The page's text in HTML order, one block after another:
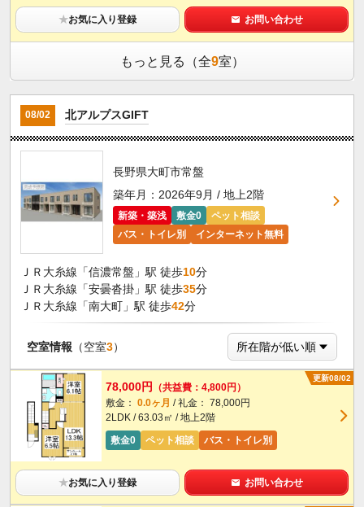
★お気に入り登録 お問い合わせ
もっと見る（全9室）
08/02 北アルプスGIFT
長野県大町市常盤
築年月：2026年9月 / 地上2階
新築・築浅 敷金0
ペット相談
バス・トイレ別
インターネット無料
ＪＲ大糸線「信濃常盤」駅 徒歩10分
ＪＲ大糸線「安曇沓掛」駅 徒歩35分
ＪＲ大糸線「南大町」駅 徒歩42分
空室情報 （空室3）
更新08/02
78,000円
（共益費：4,800円）
敷金： 0.0ヶ月 / 礼金： 78,000円
2LDK / 63.03㎡ / 地上2階
敷金0
ペット相談 バス・トイレ別
★お気に入り登録 お問い合わせ